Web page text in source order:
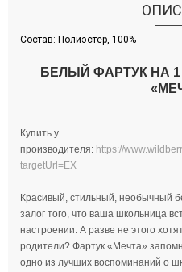
Опт
Новости
© 2026 - ПКФ «Успех»
Полная версия
Состав: Полиэстер, 100%
БЕЛЫЙ ФАРТУК НА
Купить у
производителя: https://
targetUrl=EX
Красивый, стильный, необычный
залог того, что ваша школьница
настроении. А разве не этого
родители? Фартук «Мечта»
одно из лучших воспоминаний о